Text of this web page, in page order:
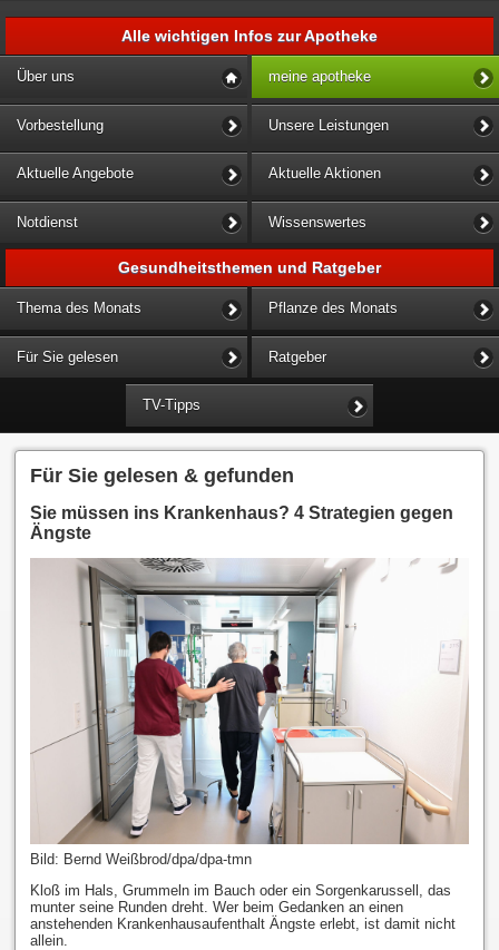
Alle wichtigen Infos zur Apotheke
Über uns meine apotheke
Vorbestellung Unsere Leistungen
Aktuelle Angebote Aktuelle Aktionen
Notdienst Wissenswertes
Gesundheitsthemen und Ratgeber
Thema des Monats Pflanze des Monats
Für Sie gelesen Ratgeber
TV-Tipps
Für Sie gelesen & gefunden
Sie müssen ins Krankenhaus? 4 Strategien gegen
Ängste
Bild: Bernd Weißbrod/dpa/dpa-tmn
Kloß im Hals, Grummeln im Bauch oder ein Sorgenkarussell, das
munter seine Runden dreht. Wer beim Gedanken an einen
anstehenden Krankenhausaufenthalt Ängste erlebt, ist damit nicht
allein.